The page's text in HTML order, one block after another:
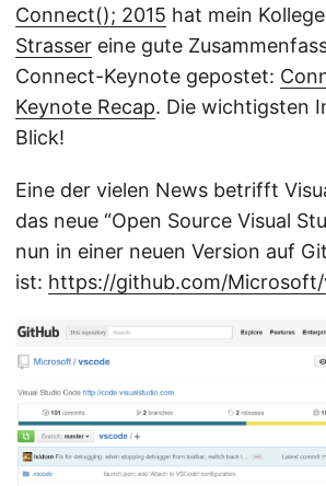
Connect(); 2015 hat mein Kollege
Strasser eine gute
Connect-Keynote gepostet:
Keynote Recap. Die wichtigsten
Blick!
Eine der vielen News betrifft
das neue “Open Source Visual
nun in einer neuen Version auf
ist: https://github.com/